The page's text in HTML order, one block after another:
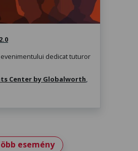
evenimentului dedicat tuturor
Center by Globalworth,
esemény